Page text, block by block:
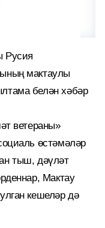
Русия
мактаулы
белән хәбәр
ветераны»
өстәмәләр
тыш, дәүләт
Мактау
кешеләр дә